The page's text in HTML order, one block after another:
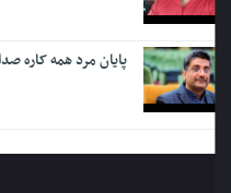
پایان مرد همه کاره